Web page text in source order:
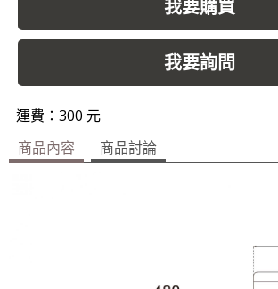
我要購買
我要詢問
運費：300 元
商品內容
商品討論